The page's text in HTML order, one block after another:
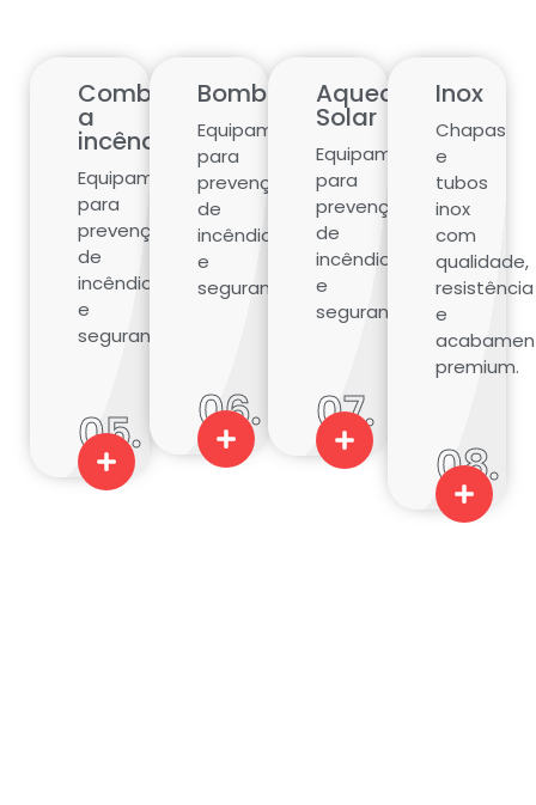
a
incêndio
Equipamentos
para
prevenção
de
incêndios
e
segurança.
05.
Bombas
Equipamentos
para
prevenção
de
incêndios
e
segurança.
06.
Solar
Equipamentos
para
prevenção
de
incêndios
e
segurança.
07.
Chapas
e
tubos
inox
com
qualidade,
resistência
e
premium.
08.